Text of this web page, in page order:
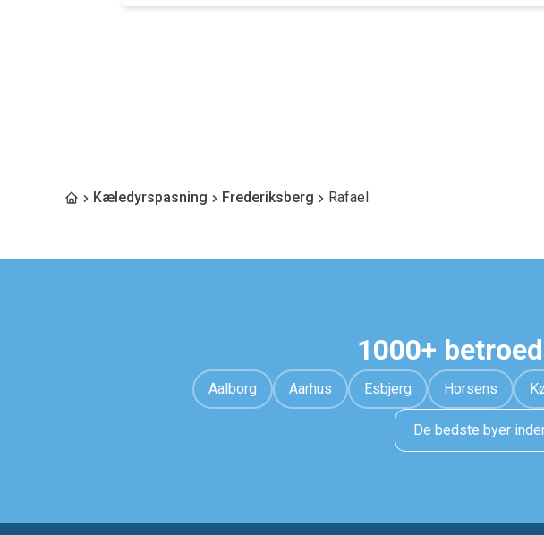
Kæledyrspasning Frederiksberg Rafael
1000+
Aalborg Aarhus Esbjerg Horsens
De bedste byer